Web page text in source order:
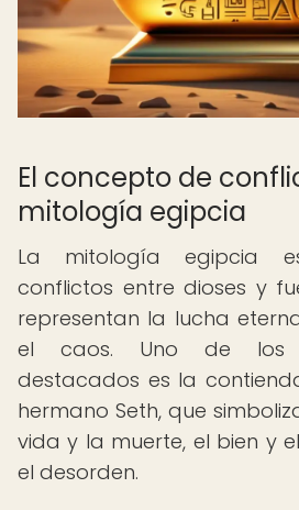
El concepto de
mitología egipcia
La mitología egipcia
conflictos entre dioses y
representan la lucha
el caos. Uno de los
destacados es la
hermano Seth, que
vida y la muerte, el bien y
el desorden.